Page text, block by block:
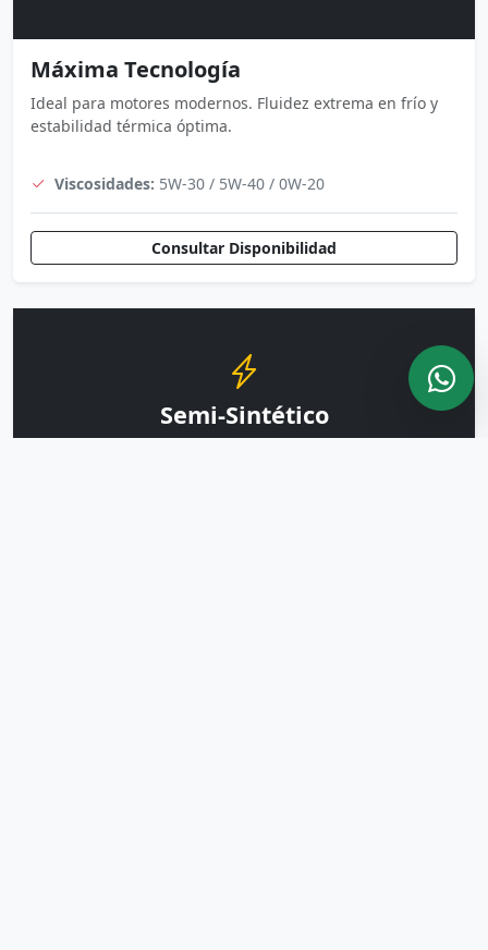
Máxima Tecnología
Ideal para motores modernos. Fluidez extrema en frío y
estabilidad térmica óptima.
Viscosidades: 5W-30 / 5W-40 / 0W-20
Consultar Disponibilidad
Semi-Sintético